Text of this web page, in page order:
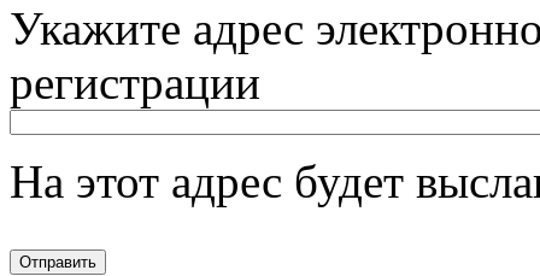
Укажите адрес
регистрации
На этот адрес будет